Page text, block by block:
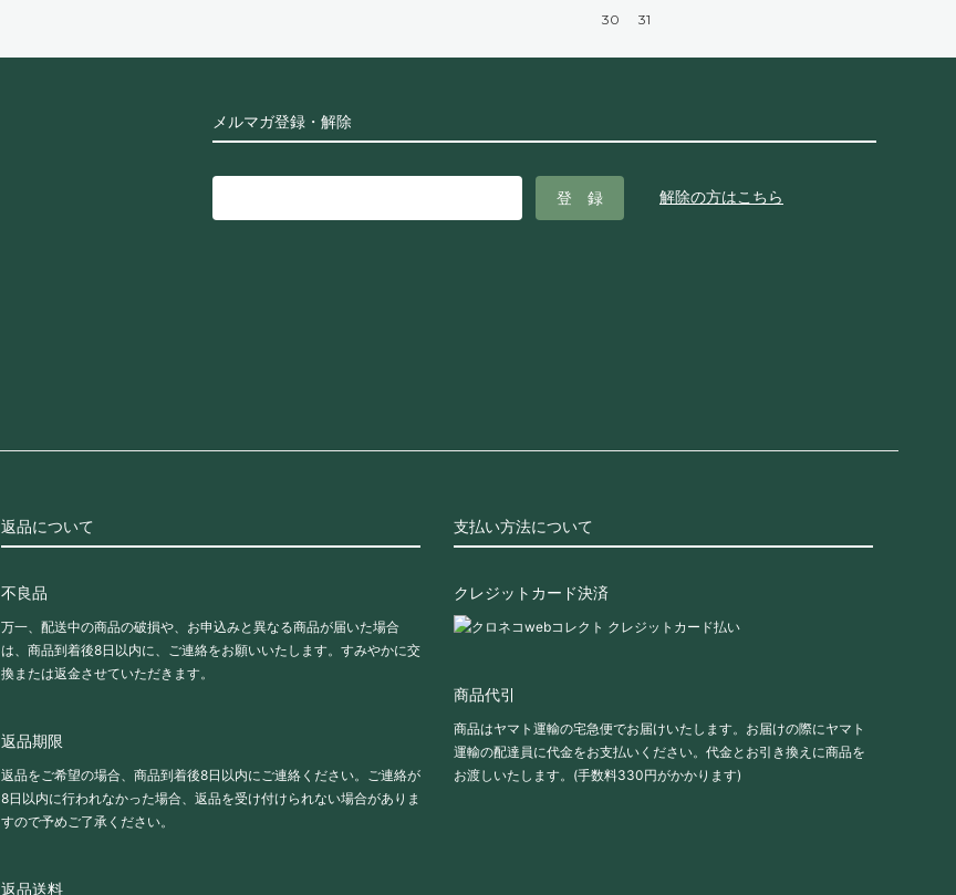
30
31
メルマガ登録・解除
解除の方はこちら
返品について
不良品
万一、配送中の商品の破損や、お申込みと異なる商品が届いた場合
は、商品到着後8日以内に、ご連絡をお願いいたします。すみやかに交
換または返金させていただきます。
返品期限
返品をご希望の場合、商品到着後8日以内にご連絡ください。ご連絡が
8日以内に行われなかった場合、返品を受け付けられない場合がありま
すので予めご了承ください。
返品送料
支払い方法について
クレジットカード決済
商品代引
商品はヤマト運輸の宅急便でお届けいたします。お届けの際にヤマト
運輸の配達員に代金をお支払いください。代金とお引き換えに商品を
お渡しいたします。(手数料330円がかかります)